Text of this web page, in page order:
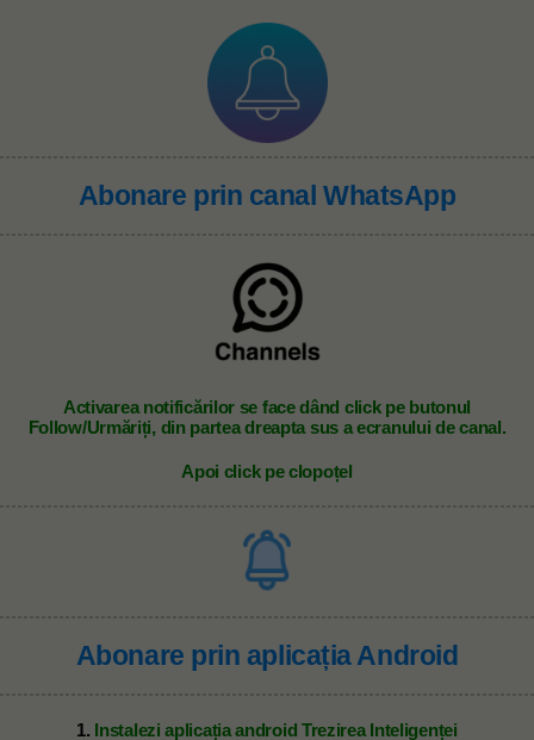
Abonare prin canal WhatsApp
Activarea notificărilor se face dând click pe butonul
Follow/Urmăriți, din partea dreapta sus a ecranului de canal.
Apoi click pe clopoțel
Abonare prin aplicația Android
1. Instalezi aplicația android Trezirea Inteligenței